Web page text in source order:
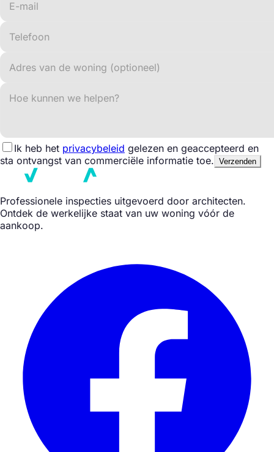
Ik heb het privacybeleid gelezen en geaccepteerd en
sta ontvangst van commerciële informatie toe. Verzenden
Professionele inspecties uitgevoerd door architecten.
Ontdek de werkelijke staat van uw woning vóór de
aankoop.